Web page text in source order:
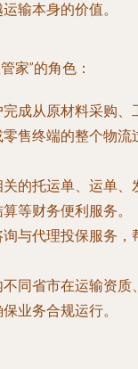
输本身的价值。
家”的角色：
完成从原材料采购、
售终端的整个物流
关的托运单、运单、
等财务便利服务。
询与代理投保服务，
不同省市在运输资质
业务合规运行。